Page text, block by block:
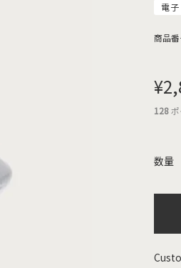
電
商品
¥
128